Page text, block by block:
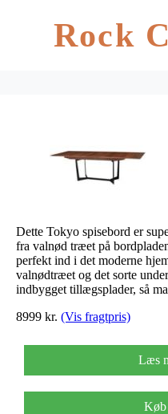
Rock
Dette Tokyo spisebord er
fra valnød træet på
perfekt ind i det moderne
valnødtræet og det sorte
indbygget tillægsplader, så
8999 kr. (Vis fragtpris)
Læs
Køb